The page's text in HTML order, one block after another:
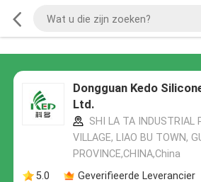
Dongguan Kedo
Ltd.
SHI LA TA INDUSTRIAL
VILLAGE, LIAO BU TOWN,
PROVINCE,CHINA,China
5.0
Geverifieerde Leverancier